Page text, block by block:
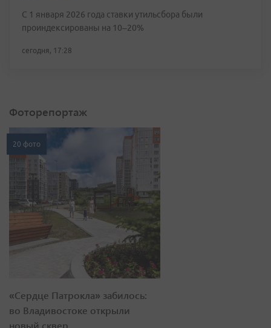
С 1 января 2026 года ставки утильсбора были
проиндексированы на 10–20%
сегодня, 17:28
Фоторепортаж
20 фото
«Сердце Патрокла» забилось:
во Владивостоке открыли